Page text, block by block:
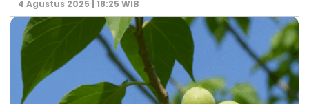
4 Agustus 2025 | 18:25 WIB